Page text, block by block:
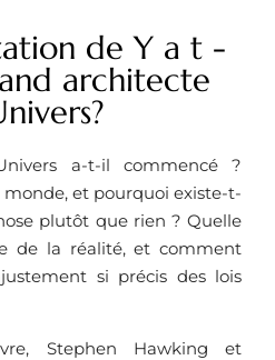
de Y a t -
architecte
a-t-il commencé ?
monde, et pourquoi existe-t-
plutôt que rien ? Quelle
de la réalité, et comment
si précis des lois
Stephen Hawking et